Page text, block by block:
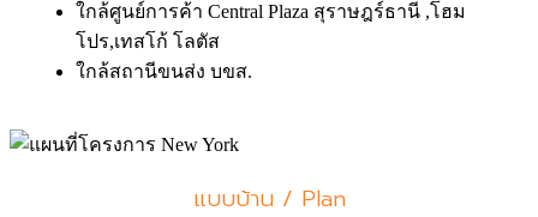
ใกล้ศูนย์การค้า Central Plaza สุราษฎร์ธานี ,โฮม
โปร,เทสโก้ โลตัส
ใกล้สถานีขนส่ง บขส.
แบบบ้าน / Plan